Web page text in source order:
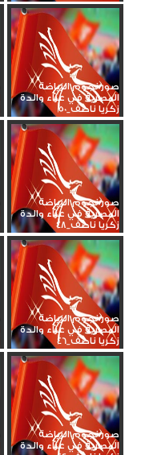
صور نجوم الرياضة
المصرية في عزاء والدة
زكريا ناصف_50
صور نجوم الرياضة
المصرية في عزاء والدة
زكريا ناصف_48
صور نجوم الرياضة
المصرية في عزاء والدة
زكريا ناصف_46
صور نجوم الرياضة
المصرية في عزاء والدة